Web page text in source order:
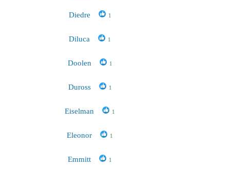
Diedre 1
Diluca 1
Doolen 1
Duross 1
Eiselman 1
Eleonor 1
Emmitt 1